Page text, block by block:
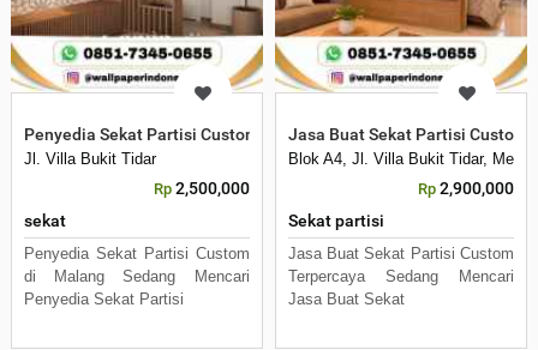
Penyedia Sekat Partisi Custom di Malang
Jl. Villa Bukit Tidar
Rp 2,500,000
sekat
Penyedia Sekat Partisi Custom
di Malang Sedang Mencari
Penyedia Sekat Partisi
Jasa Buat Sekat Partisi Custom
Blok A4, Jl. Villa Bukit Tidar,
Rp 2,900,000
Sekat partisi
Jasa Buat Sekat Partisi Custom
Terpercaya Sedang Mencari
Jasa Buat Sekat